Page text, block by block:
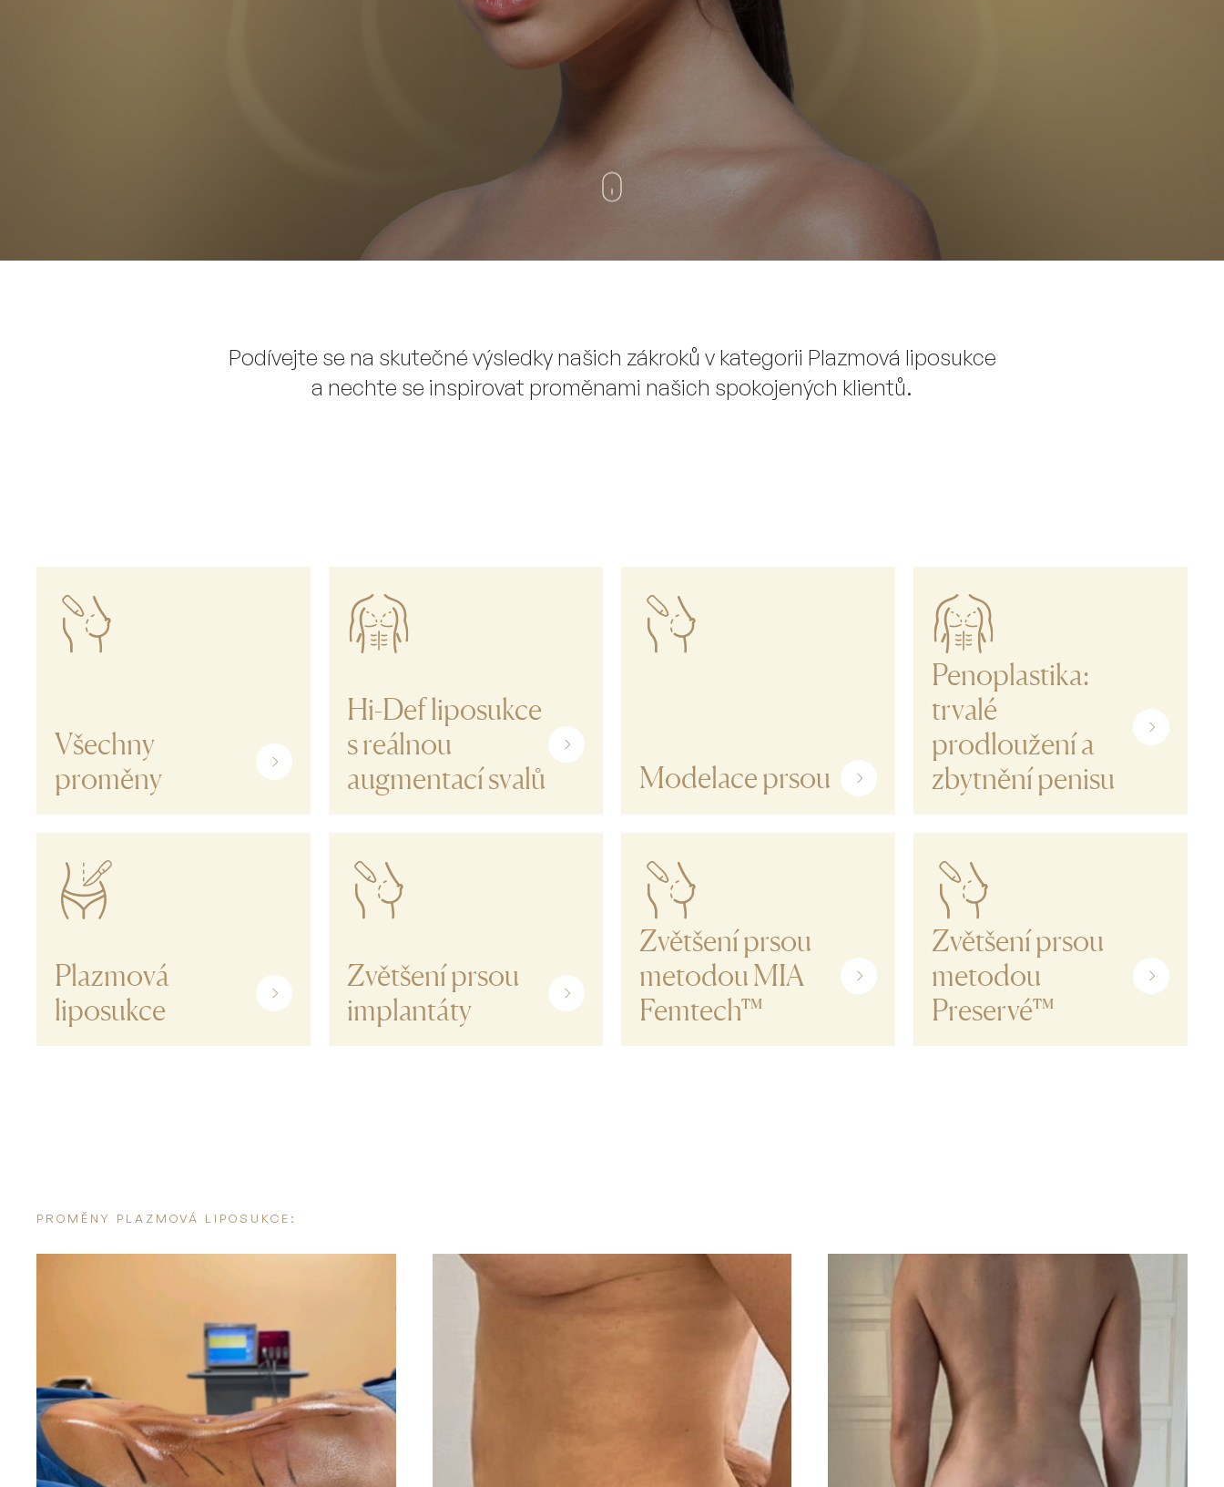
Podívejte se na skutečné výsledky našich zákroků v kategorii Plazmová liposukce
a nechte se inspirovat proměnami našich spokojených klientů.
Všechny
proměny
Hi-Def liposukce
s reálnou
augmentací svalů
Modelace prsou
Penoplastika:
trvalé
prodloužení a
zbytnění penisu
Plazmová
liposukce
Zvětšení prsou
implantáty
Zvětšení prsou
metodou MIA
Femtech™
Zvětšení prsou
metodou
Preservé™
PROMĚNY PLAZMOVÁ LIPOSUKCE: